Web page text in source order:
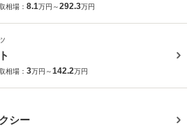
相場： 8.1万円～292.3万円
相場： 3万円～142.2万円
シー